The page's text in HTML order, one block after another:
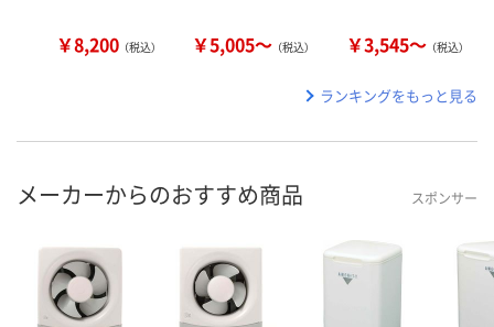
￥8,200 （税込） ￥5,005～ （税込） ￥3,545～ （税込）
ランキングをもっと見る
メーカーからのおすすめ商品 スポンサー